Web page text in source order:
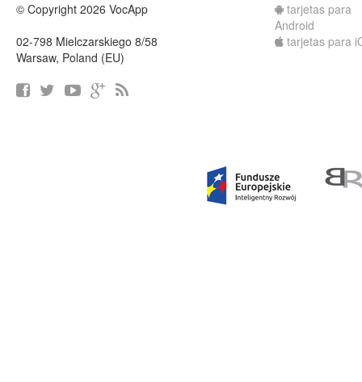
© Copyright 2026 VocApp
02-798 Mielczarskiego 8/58
Warsaw, Poland (EU)
tarjetas para
Android
tarjetas para